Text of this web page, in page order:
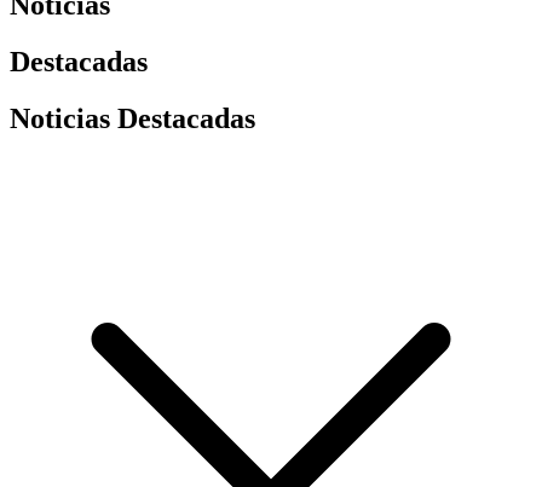
Destacadas
Noticias Destacadas